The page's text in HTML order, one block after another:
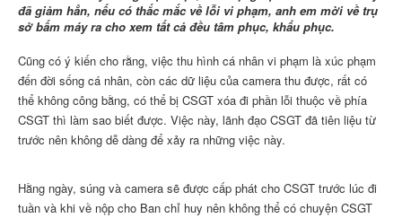
đã giảm hẳn, nếu có thắc mắc về lỗi vi phạm, anh em mời về trụ
sở bấm máy ra cho xem tất cả đều tâm phục, khẩu phục.
Cũng có ý kiến cho rằng, việc thu hình cá nhân vi phạm là xúc phạm
đến đời sống cá nhân, còn các dữ liệu của camera thu được, rất có
thể không công bằng, có thể bị CSGT xóa đi phần lỗi thuộc về phía
CSGT thì làm sao biết được. Việc này, lãnh đạo CSGT đã tiên liệu từ
trước nên không dễ dàng để xảy ra những việc này.
Hằng ngày, súng và camera sẽ được cấp phát cho CSGT trước lúc đi
tuần và khi về nộp cho Ban chỉ huy nên không thể có chuyện CSGT